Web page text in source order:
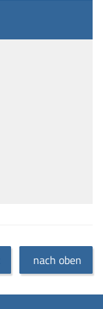
nach oben